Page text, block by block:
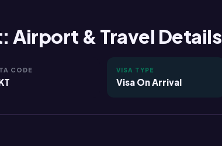
Airport & Travel Details
CODE VISA TYPE
Visa On Arrival